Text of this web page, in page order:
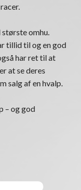
omhu.
tillid til og en god
har ret til at
at se deres
salg af en hvalp.
– og god